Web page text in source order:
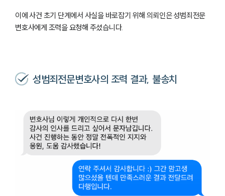
이에 사건 초기 단계에서 사실을 바로잡기 위해 의뢰인은 성범죄전문
변호사에게 조력을 요청해 주셨습니다.
성범죄전문변호사의 조력 결과, 불송치